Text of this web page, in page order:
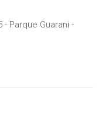
- Parque Guarani -